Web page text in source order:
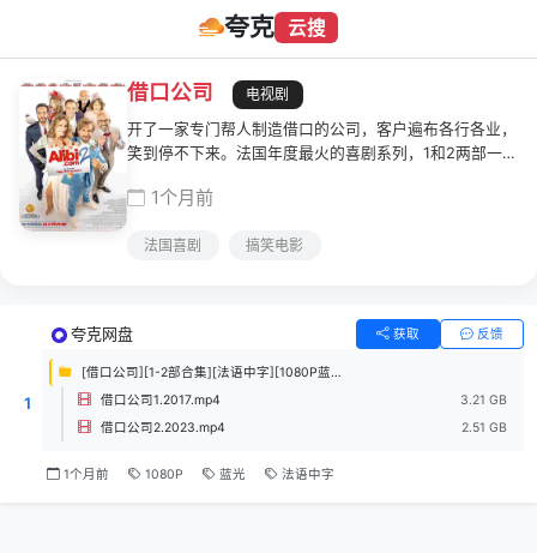
夸克 云搜
借口公司
电视剧
开了一家专门帮人制造借口的公司，客户遍布各行各业，
笑到停不下来。法国年度最火的喜剧系列，1和2两部一次
1个月前
法国喜剧 搞笑电影
1
夸克网盘 获取 反馈
[借口公司][1-2部合集][法语中字][1080P蓝光][5.7G]
借口公司1.2017.mp4
3.21 GB
借口公司2.2023.mp4
2.51 GB
1个月前 1080P 蓝光 法语中字